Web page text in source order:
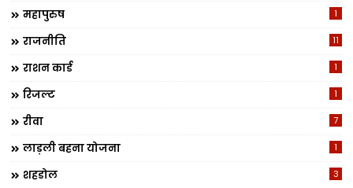
महापुरुष 1
राजनीति 11
राशन कार्ड 1
रिजल्ट 1
रीवा 7
लाड़ली बहना योजना 1
शहडोल 3